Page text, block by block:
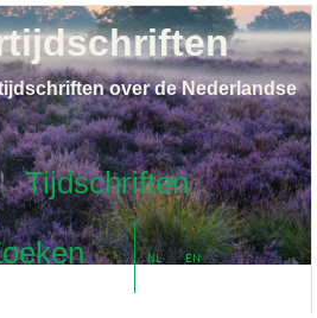
Tijdschriften
NL EN
over de Nederlandse